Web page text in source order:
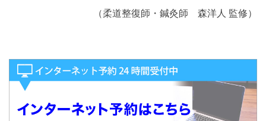
（柔道整復師・鍼灸師 森洋人 監修）